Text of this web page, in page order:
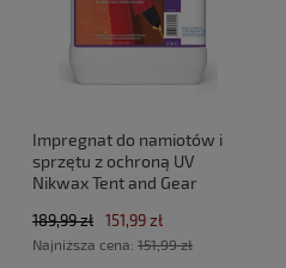
Impregnat do namiotów i
sprzętu z ochroną UV
Nikwax Tent and Gear
189,99 zł 151,99 zł
Najniższa cena: 151,99 zł